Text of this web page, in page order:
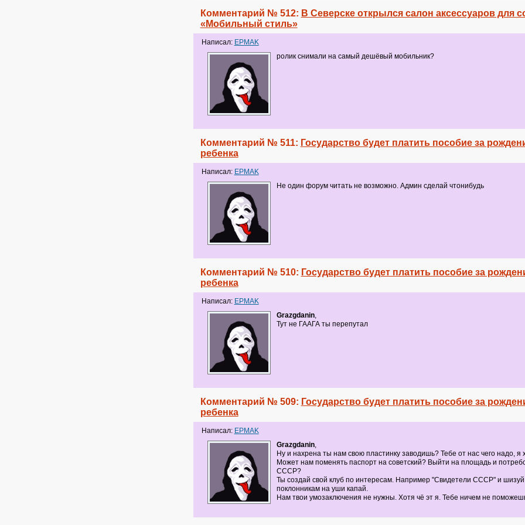
Комментарий № 512: В Северске открылся салон аксессуаров для
«Мобильный стиль»
Написал: EPMAK
ролик снимали на самый дешёвый мобильник?
Комментарий № 511: Государство будет платить пособие за
ребенка
Написал: EPMAK
Не один форум читать не возможно. Админ сделай чтонибудь
Комментарий № 510: Государство будет платить пособие за
ребенка
Написал: EPMAK
Grazgdanin,
Тут не ГААГА ты перепутал
Комментарий № 509: Государство будет платить пособие за
ребенка
Написал: EPMAK
Grazgdanin,
Ну и нахрена ты нам свою пластинку заводишь? Тебе от нас чего надо, я
Может нам поменять паспорт на советский? Выйти на площадь и
СССР?
Ты создай свой клуб по интересам. Например "Свидетели СССР" и
поклонникам на уши капай.
Нам твои умозаключения не нужны. Хотя чё эт я. Тебе ничем не